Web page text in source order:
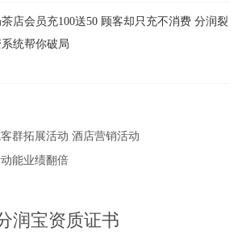
店会员充100送50 顾客却只充不消费 分润裂
统帮你破局
群拓展活动 酒店营销活动
能业绩翻倍
润宝资质证书